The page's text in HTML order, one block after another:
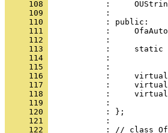
     108
     109
     110
     111
     112
     113
     114
     115
     116
     117
     118
     119
     120
     121
     122